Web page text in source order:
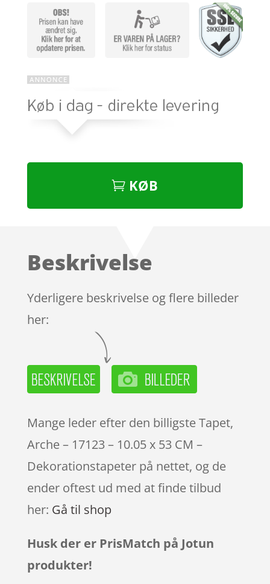
KØB
Beskrivelse
Yderligere beskrivelse og flere billeder
her:
Mange leder efter den billigste Tapet,
Arche – 17123 – 10.05 x 53 CM –
Dekorationstapeter på nettet, og de
ender oftest ud med at finde tilbud
her: Gå til shop
Husk der er PrisMatch på Jotun
produkter!